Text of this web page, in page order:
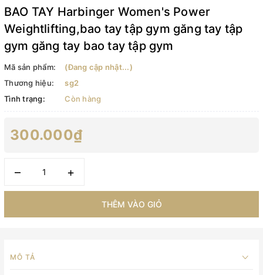
BAO TAY Harbinger Women's Power
Weightlifting,bao tay tập gym găng tay tập
gym găng tay bao tay tập gym
Mã sản phẩm:
(Đang cập nhật...)
Thương hiệu:
sg2
Tình trạng:
Còn hàng
300.000₫
– +
THÊM VÀO GIỎ
MÔ TẢ